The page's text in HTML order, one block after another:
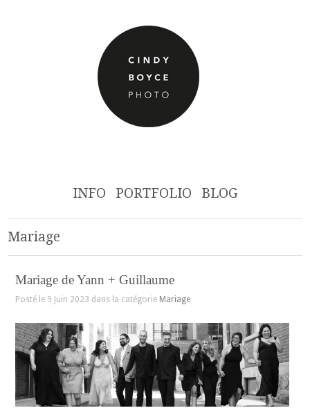
INFO PORTFOLIO BLOG
Mariage
Mariage de Yann + Guillaume
Posté le 9 Juin 2023 dans la catégorie Mariage